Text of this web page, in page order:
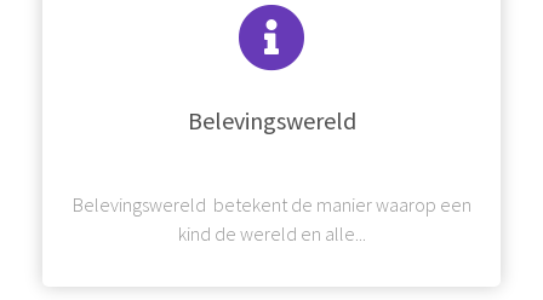
Belevingswereld
Belevingswereld betekent de manier waarop een
kind de wereld en alle...